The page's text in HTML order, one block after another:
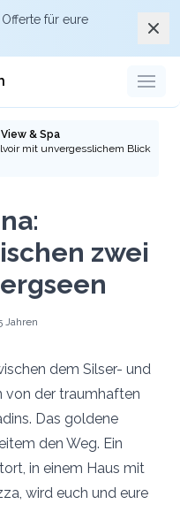
für eure
& Spa
mit unvergesslichem Blick
zwei
Jahren
dem Silser- und
von der traumhaften
Das goldene
den Weg. Ein
in einem Haus mit
wird euch und eure